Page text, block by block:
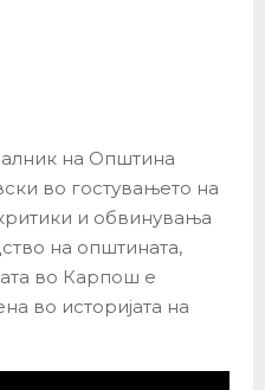
на Општина
во гостувањето на
и обвинувања
на општината,
во Карпош е
во историјата на